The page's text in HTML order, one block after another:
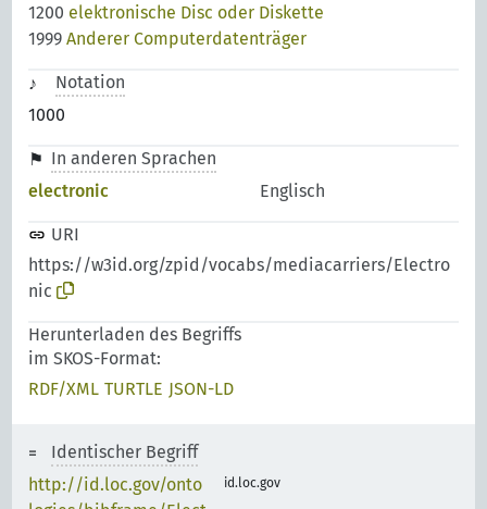
1200 elektronische Disc oder Diskette
1999Anderer Computerdatenträger
Notation
1000
In anderen Sprachen
electronic
Englisch
URI
https://w3id.org/zpid/vocabs/mediacarriers/Electro
nic
Herunterladen des Begriffs
im SKOS-Format:
RDF/XML TURTLE JSON-LD
Identischer Begriff
http://id.loc.gov/onto
id.loc.gov